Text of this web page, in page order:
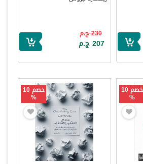
230 ج.م
207 ج.م
خصم 10
%
خصم 10
%